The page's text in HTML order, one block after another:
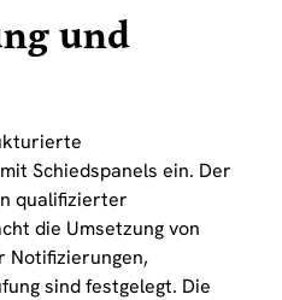
und
Schiedspanels ein. Der
qualifizierter
die Umsetzung von
Notifizierungen,
sind festgelegt. Die